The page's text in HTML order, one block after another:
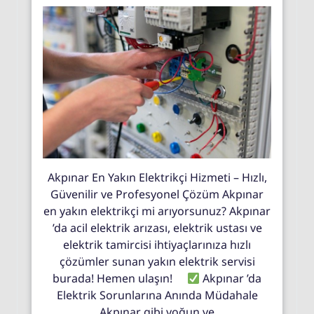
Akpınar En Yakın Elektrikçi Hizmeti – Hızlı,
Güvenilir ve Profesyonel Çözüm Akpınar
en yakın elektrikçi mi arıyorsunuz? Akpınar
’da acil elektrik arızası, elektrik ustası ve
elektrik tamircisi ihtiyaçlarınıza hızlı
çözümler sunan yakın elektrik servisi
burada! Hemen ulaşın!
Akpınar ’da
Elektrik Sorunlarına Anında Müdahale